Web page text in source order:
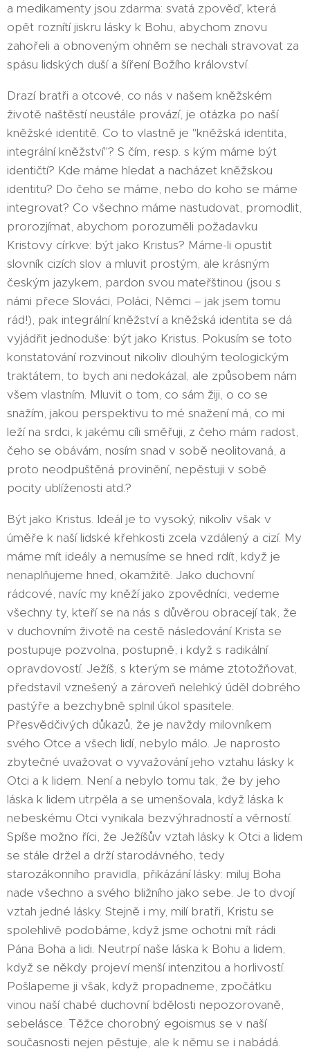
a medikamenty jsou zdarma: svatá zpověď, která
opět roznítí jiskru lásky k Bohu, abychom znovu
zahořeli a obnoveným ohněm se nechali stravovat za
spásu lidských duší a šíření Božího království.
Drazí bratři a otcové, co nás v našem kněžském
životě naštěstí neustále provází, je otázka po naší
kněžské identitě. Co to vlastně je "kněžská identita,
integrální kněžství"? S čím, resp. s kým máme být
identičtí? Kde máme hledat a nacházet kněžskou
identitu? Do čeho se máme, nebo do koho se máme
integrovat? Co všechno máme nastudovat, promodlit,
prorozjímat, abychom porozuměli požadavku
Kristovy církve: být jako Kristus? Máme-li opustit
slovník cizích slov a mluvit prostým, ale krásným
českým jazykem, pardon svou mateřštinou (jsou s
námi přece Slováci, Poláci, Němci – jak jsem tomu
rád!), pak integrální kněžství a kněžská identita se dá
vyjádřit jednoduše: být jako Kristus. Pokusím se toto
konstatování rozvinout nikoliv dlouhým teologickým
traktátem, to bych ani nedokázal, ale způsobem nám
všem vlastním. Mluvit o tom, co sám žiji, o co se
snažím, jakou perspektivu to mé snažení má, co mi
leží na srdci, k jakému cíli směřuji, z čeho mám radost,
čeho se obávám, nosím snad v sobě neolitovaná, a
proto neodpuštěná provinění, nepěstuji v sobě
pocity ublíženosti atd.?
Být jako Kristus. Ideál je to vysoký, nikoliv však v
úměře k naší lidské křehkosti zcela vzdálený a cizí. My
máme mít ideály a nemusíme se hned rdít, když je
nenaplňujeme hned, okamžitě. Jako duchovní
rádcové, navíc my kněží jako zpovědníci, vedeme
všechny ty, kteří se na nás s důvěrou obracejí tak, že
v duchovním životě na cestě následování Krista se
postupuje pozvolna, postupně, i když s radikální
opravdovostí. Ježíš, s kterým se máme ztotožňovat,
představil vznešený a zároveň nelehký úděl dobrého
pastýře a bezchybně splnil úkol spasitele.
Přesvědčivých důkazů, že je navždy milovníkem
svého Otce a všech lidí, nebylo málo. Je naprosto
zbytečné uvažovat o vyvažování jeho vztahu lásky k
Otci a k lidem. Není a nebylo tomu tak, že by jeho
láska k lidem utrpěla a se umenšovala, když láska k
nebeskému Otci vynikala bezvýhradností a věrností.
Spíše možno říci, že Ježíšův vztah lásky k Otci a lidem
se stále držel a drží starodávného, tedy
starozákonního pravidla, přikázání lásky: miluj Boha
nade všechno a svého bližního jako sebe. Je to dvojí
vztah jedné lásky. Stejně i my, milí bratři, Kristu se
spolehlivě podobáme, když jsme ochotni mít rádi
Pána Boha a lidi. Neutrpí naše láska k Bohu a lidem,
když se někdy projeví menší intenzitou a horlivostí.
Pošlapeme ji však, když propadneme, zpočátku
vinou naší chabé duchovní bdělosti nepozorovaně,
sebelásce. Těžce chorobný egoismus se v naší
současnosti nejen pěstuje, ale k němu se i nabádá.